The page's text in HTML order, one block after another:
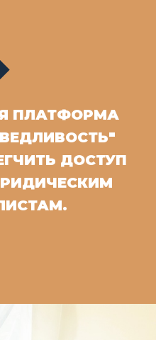
ПЛАТФОРМА
ДОСТУП